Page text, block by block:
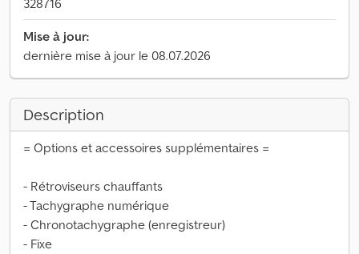
328716
Mise à jour:
dernière mise à jour le 08.07.2026
Description
= Options et accessoires supplémentaires =
- Rétroviseurs chauffants
- Tachygraphe numérique
- Chronotachygraphe (enregistreur)
- Fixe